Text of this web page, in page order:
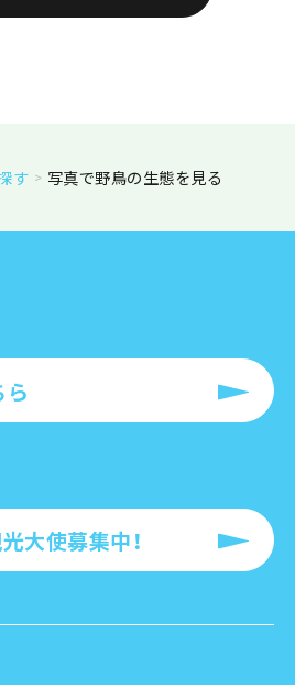
す 写真で野鳥の生態を見る
ら
大使募集中！